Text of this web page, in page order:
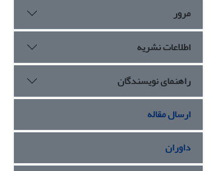
مرور
اطلاعات نشریه
راهنمای نویسندگان
ارسال مقاله
داوران